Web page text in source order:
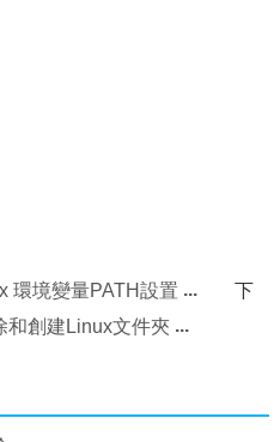
環境變量PATH設置
下
和創建Linux文件夾